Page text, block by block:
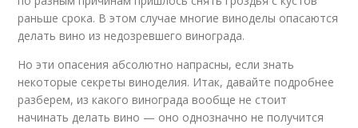
раньше срока. В этом случае многие виноделы опасаются
делать вино из недозревшего винограда.
Но эти опасения абсолютно напрасны, если знать
некоторые секреты виноделия. Итак, давайте подробнее
разберем, из какого винограда вообще не стоит
начинать делать вино — оно однозначно не получится